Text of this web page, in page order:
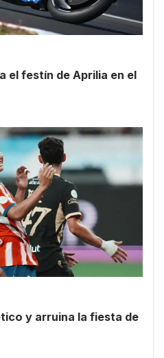
el festín de Aprilia en el
y arruina la fiesta de